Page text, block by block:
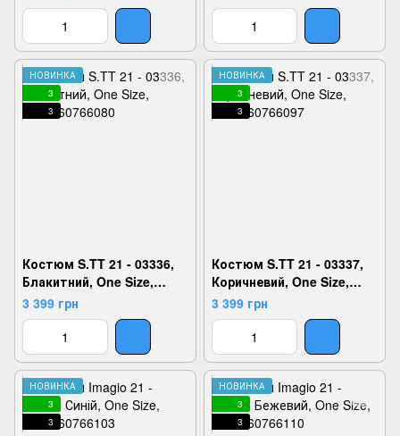
НОВИНКА
3
3
Костюм S.TT 21 - 03336,
Блакитний, One Size,
2999860766080
3 399 грн
НОВИНКА
3
3
Костюм S.TT 21 - 03337,
Коричневий, One Size,
2999860766097
3 399 грн
НОВИНКА
3
3
НОВИНКА
3
3